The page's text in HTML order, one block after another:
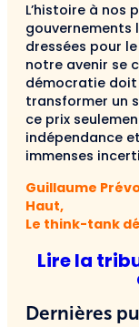
L’histoire à nos
gouvernements
dressées pour
notre avenir se
démocratie
transformer un
ce prix
indépendance
immenses
Guillaume
Haut,
Le think-tank
Lire la
Dernières